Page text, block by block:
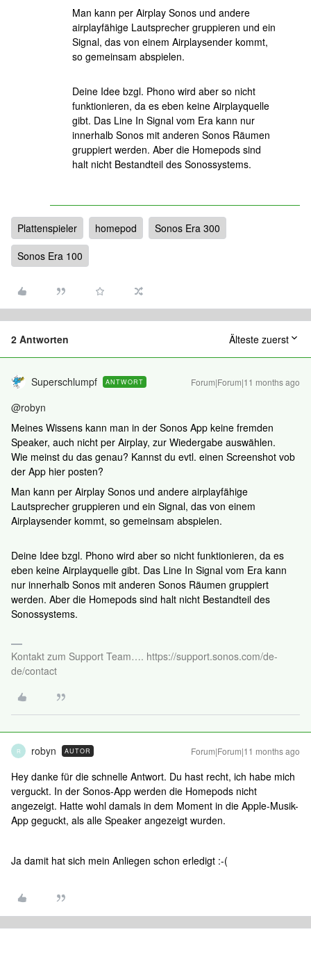
Man kann per Airplay Sonos und andere
airplayfähige Lautsprecher gruppieren und ein
Signal, das von einem Airplaysender kommt,
so gemeinsam abspielen.
Deine Idee bzgl. Phono wird aber so nicht
funktionieren, da es eben keine Airplayquelle
gibt. Das Line In Signal vom Era kann nur
innerhalb Sonos mit anderen Sonos Räumen
gruppiert werden. Aber die Homepods sind
halt nicht Bestandteil des Sonossystems.
Plattenspieler homepod
Sonos Era 300
Sonos Era 100
2 Antworten Älteste zuerst
Superschlumpf ANTWORT Forum|Forum|11 months ago
@robyn
Meines Wissens kann man in der Sonos App keine fremden
Speaker, auch nicht per Airplay, zur Wiedergabe auswählen.
Wie meinst du das genau? Kannst du evtl. einen Screenshot vob
der App hier posten?
Man kann per Airplay Sonos und andere airplayfähige
Lautsprecher gruppieren und ein Signal, das von einem
Airplaysender kommt, so gemeinsam abspielen.
Deine Idee bzgl. Phono wird aber so nicht funktionieren, da es
eben keine Airplayquelle gibt. Das Line In Signal vom Era kann
nur innerhalb Sonos mit anderen Sonos Räumen gruppiert
werden. Aber die Homepods sind halt nicht Bestandteil des
Sonossystems.
Kontakt zum Support Team…. https://support.sonos.com/de-
de/contact
R robyn AUTOR Forum|Forum|11 months ago
Hey danke für die schnelle Antwort. Du hast recht, ich habe mich
verguckt. In der Sonos-App werden die Homepods nicht
angezeigt. Hatte wohl damals in dem Moment in die Apple-Musik-
App geguckt, als alle Speaker angezeigt wurden.
Ja damit hat sich mein Anliegen schon erledigt :-(